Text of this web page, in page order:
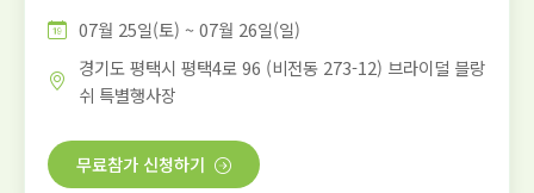
07월 25일(토) ~ 07월 26일(일)
경기도 평택시 평택4로 96 (비전동 273-12) 브라이덜 블랑
쉬 특별행사장
무료참가 신청하기